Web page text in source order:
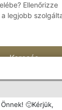
🙂Kérjük,
Ellenőrizze
legjobb
Keresés